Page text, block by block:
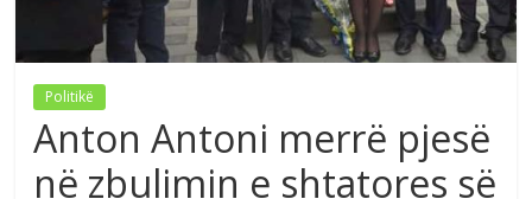
Politikë
Anton Antoni merrë pjesë
në zbulimin e shtatores së